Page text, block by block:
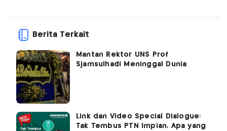
Berita Terkait
Mantan Rektor UNS Prof
Sjamsulhadi Meninggal Dunia
Link dan Video Special Dialogue:
Tak Tembus PTN Impian, Apa yang